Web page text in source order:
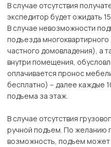
В случае отсутствия
экспедитор будет ожидать
В случае невозможности
подъезда
частного домовладения), а
внутри помещения,
оплачивается пронос
бесплатно) – далее каждые
подъема за этаж.
В случае отсутствия
ручной подъем. По желанию
возможность, подъем может